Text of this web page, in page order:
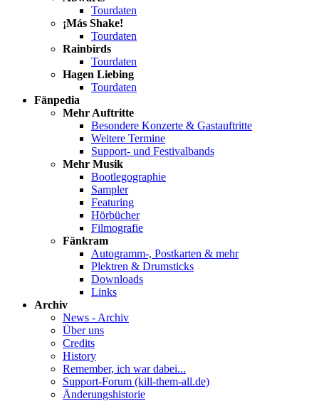
Tourdaten
¡Más Shake!
Tourdaten
Rainbirds
Tourdaten
Hagen Liebing
Tourdaten
Fänpedia
Mehr Auftritte
Besondere Konzerte & Gastauftritte
Weitere Termine
Support- und Festivalbands
Mehr Musik
Bootlegographie
Sampler
Featuring
Hörbücher
Filmografie
Fänkram
Autogramm-, Postkarten & mehr
Plektren & Drumsticks
Downloads
Links
Archiv
News - Archiv
Über uns
Credits
History
Remember, ich war dabei...
Support-Forum (kill-them-all.de)
Änderungshistorie